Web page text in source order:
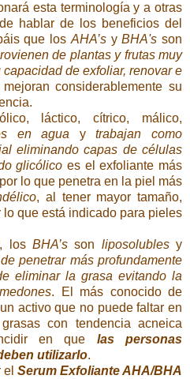
esta terminología y a otras
hablar de los beneficios del
que losAHA’syBHA's son
de plantas y frutas muy
de exfoliar, renovar e
considerablemente su
láctico, cítrico, málico,
en agua ytrabajan como
eliminando capas de células
glicólico es el exfoliante más
lo que penetra en la piel más
, al tener mayor tamaño,
que está indicado para pieles
, losBHA’s son liposolublesy
penetrar más profundamente
eliminar la grasa evitando la
. El más conocido de
activo que no puede faltar en
con tendencia acneica
en que
las personas
utilizarlo.
Serum Exfoliante AHA/BHA